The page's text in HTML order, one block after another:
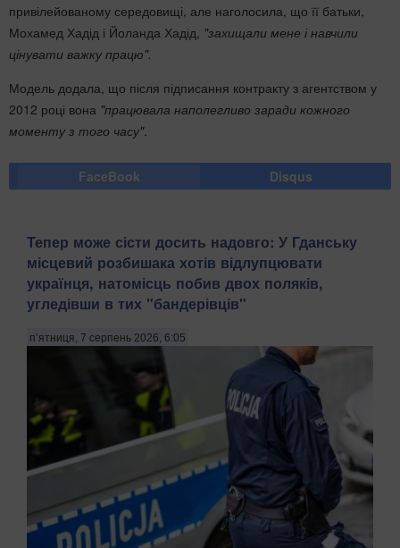
привілейованому середовищі, але наголосила, що її батьки,
Мохамед Хадід і Йоланда Хадід, "захищали мене і навчили
цінувати важку працю".
Модель додала, що після підписання контракту з агентством у
2012 році вона "працювала наполегливо заради кожного
моменту з того часу".
FaceBook Disqus
Тепер може сісти досить надовго: У Гданську
місцевий розбишака хотів відлупцювати
українця, натомісць побив двох поляків,
угледівши в тих "бандерівців"
п’ятниця, 7 серпень 2026, 6:05